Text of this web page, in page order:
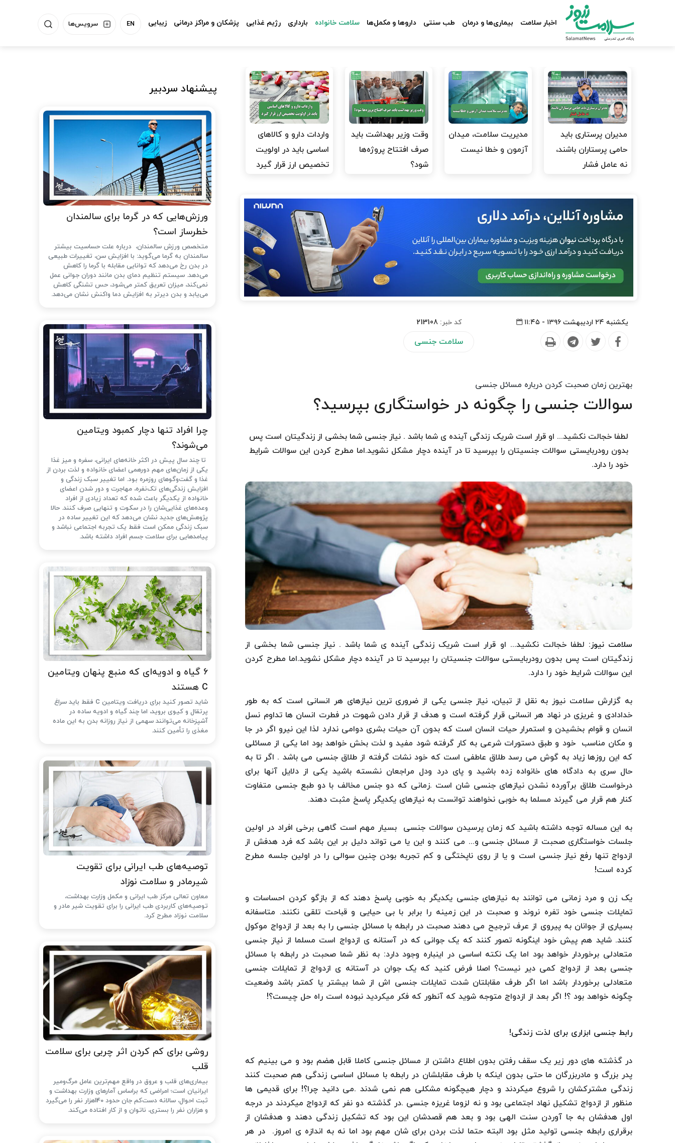
سرویس‌ها EN اخبار سلامت بیماری‌ها و درمان طب سنتی داروها و مکمل‌ها سلامت خانواده بارداری رژیم غذایی پزشکان و مراکز درمانی زیبایی
مدیران پرستاری باید
حامی پرستاران باشند،
نه عامل فشار
مدیریت سلامت، میدان
آزمون و خطا نیست
وقت وزیر بهداشت باید
صرف افتتاح پروژه‌ها
شود؟
واردات دارو و کالاهای
اساسی باید در اولویت
تخصیص ارز قرار گیرد
یکشنبه ۲۴ اردیبهشت ۱۳۹۶ - ۱۱:۴۵ کد خبر:213108
سلامت جنسی
بهترین زمان صحبت کردن درباره مسائل جنسی
سوالات جنسی را چگونه در خواستگاری بپرسید؟
لطفا خجالت نکشید... او قرار است شریک زندگی آینده ی شما باشد . نیاز جنسی شما بخشی از زندگیتان است پس
بدون رودربایستی سوالات جنسیتان را بپرسید تا در آینده دچار مشکل نشوید.اما مطرح کردن این سوالات شرایط
خود را دارد.
سلامت نیوز: لطفا خجالت نکشید... او قرار است شریک زندگی آینده ی شما باشد . نیاز جنسی شما بخشی از
زندگیتان است پس بدون رودربایستی سوالات جنسیتان را بپرسید تا در آینده دچار مشکل نشوید.اما مطرح کردن
این سوالات شرایط خود را دارد.
به گزارش سلامت نیوز به نقل از تبیان، نیاز جنسی یکی از ضروری ترین نیازهای هر انسانی است که به طور
خدادادی و غریزی در نهاد هر انسانی قرار گرفته است و هدف از قرار دادن شهوت در فطرت انسان ها تداوم نسل
انسان و قوام بخشیدن و استمرار حیات انسان است که بدون آن حیات بشری دوامی ندارد لذا این نیرو اگر در جا
و مکان مناسب خود و طبق دستورات شرعی به کار گرفته شود مفید و لذت بخش خواهد بود اما یکی از مسائلی
که این روزها زیاد به گوش می رسد طلاق عاطفی است که خود نشات گرفته از طلاق جنسی می باشد . اگر تا به
حال سری به دادگاه های خانواده زده باشید و پای درد ودل مراجعان نشسته باشید یکی از دلایل آنها برای
درخواست طلاق برآورده نشدن نیازهای جنسی شان است .زمانی که دو جنس مخالف با دو طبع جنسی متفاوت
کنار هم قرار می گیرند مسلما به خوبی نخواهند توانست به نیازهای یکدیگر پاسخ مثبت دهند.
به این مساله توجه داشته باشید که زمان پرسیدن سوالات جنسی بسیار مهم است گاهی برخی افراد در اولین
جلسات خواستگاری صحبت از مسائل جنسی و... می کنند و این یا می تواند دلیل بر این باشد که فرد هدفش از
ازدواج تنها رفع نیاز جنسی است و یا از روی ناپختگی و کم تجربه بودن چنین سوالی را در اولین جلسه مطرح
کرده است!
یک زن و مرد زمانی می توانند به نیازهای جنسی یکدیگر به خوبی پاسخ دهند که از بازگو کردن احساسات و
تمایلات جنسی خود تفره نروند و صحبت در این زمینه را برابر با بی حیایی و قباحت تلقی نکنند. متاسفانه
بسیاری از جوانان به پیروی از عرف ترجیح می دهند صحبت در رابطه با مسائل جنسی را به بعد از ازدواج موکول
کنند. شاید هم پیش خود اینگونه تصور کنند که یک جوانی که در آستانه ی ازدواج است مسلما از نیاز جنسی
متعادلی برخوردار خواهد بود اما یک نکته اساسی در اینباره وجود دارد: به نظر شما صحبت در رابطه با مسائل
جنسی بعد از ازدواج کمی دیر نیست؟ اصلا فرض کنید که یک جوان در آستانه ی ازدواج از تمایلات جنسی
متعادلی برخوردار باشد اما اگر طرف مقابلتان شدت تمایلات جنسی اش از شما بیشتر یا کمتر باشد وضعیت
چگونه خواهد بود ؟! اگر بعد از ازدواج متوجه شوید که آنطور که فکر میکردید نبوده است راه حل چیست؟!
رابط جنسی ابزاری برای لذت زندگی!
در گذشته های دور زیر یک سقف رفتن بدون اطلاع داشتن از مسائل جنسی کاملا قابل هضم بود و می بینیم که
پدر بزرگ و مادربزرگان ما حتی بدون اینکه با طرف مقابلشان در رابطه با مسائل اساسی زندگی هم صحبت کنند
زندگی مشترکشان را شروع میکردند و دچار هیچگونه مشکلی هم نمی شدند .می دانید چرا؟! برای قدیمی ها
منظور از ازدواج تشکیل نهاد اجتماعی بود و نه لزوما غریزه جنسی .در گذشته دو نفر که ازدواج میکردند در درجه
اول هدفشان به جا آوردن سنت الهی بود و بعد هم قصدشان این بود که تشکیل زندگی دهند و هدفشان از
برقراری رابطه جنسی تولید مثل بود البته حتما لذت بردن برای شان مهم بود اما نه به اندازه ی امروز. در هر
پیشنهاد سردبیر
ورزش‌هایی که در گرما برای سالمندان
خطرساز است؟
متخصص ورزش سالمندان، درباره علت حساسیت بیشتر
سالمندان به گرما می‌گوید: با افزایش سن، تغییرات طبیعی
در بدن رخ می‌دهد که توانایی مقابله با گرما را کاهش
می‌دهد. سیستم تنظیم دمای بدن مانند دوران جوانی عمل
نمی‌کند، میزان تعریق کمتر می‌شود، حس تشنگی کاهش
می‌یابد و بدن دیرتر به افزایش دما واکنش نشان می‌دهد.
چرا افراد تنها دچار کمبود ویتامین
می‌شوند؟
تا چند سال پیش در اکثر خانه‌های ایرانی، سفره و میز غذا
یکی از زمان‌های مهم دورهمی اعضای خانواده و لذت بردن از
غذا و گفت‌وگوهای روزمره بود. اما تغییر سبک زندگی و
افزایش زندگی‌های تک‌نفره، مهاجرت و دور شدن اعضای
خانواده از یکدیگر باعث شده که تعداد زیادی از افراد
وعده‌های غذایی‌شان را در سکوت و تنهایی صرف کنند. حالا
پژوهش‌های جدید نشان می‌دهد که این تغییر ساده در
سبک زندگی ممکن است فقط یک تجربه اجتماعی نباشد و
پیامدهایی برای سلامت جسم افراد داشته باشد.
۶ گیاه و ادویه‌ای که منبع پنهان ویتامین
C هستند
شاید تصور کنید برای دریافت ویتامین C فقط باید سراغ
پرتقال و کیوی بروید، اما چند گیاه و ادویه ساده در
آشپزخانه می‌توانند سهمی از نیاز روزانه بدن به این ماده
مغذی را تأمین کنند.
توصیه‌های طب ایرانی برای تقویت
شیرمادر و سلامت نوزاد
معاون تعالی مرکز طب ایرانی و مکمل وزارت بهداشت،
توصیه‌های کاربردی طب ایرانی را برای تقویت شیر مادر و
سلامت نوزاد مطرح کرد.
روشی برای کم کردن اثر چربی برای سلامت
قلب
بیماری‌های قلب و عروق در واقع مهم‌ترین عامل مرگ‌ومیر
ایرانیان است؛ امراضی که براساس آمارهای وزارت بهداشت و
ثبت احوال، سالانه دست‌کم جان حدود 140هزار نفر را می‌گیرد
و هزاران نفر را بستری، ناتوان و از کار افتاده می‌کند.